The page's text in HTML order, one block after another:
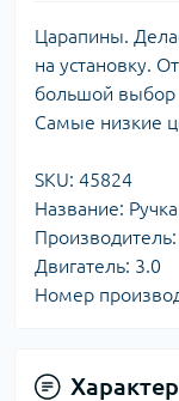
Царапины.
на установку.
большой выбор
Самые низкие
SKU: 45824
Название:
Двигатель: 3.0
Номер